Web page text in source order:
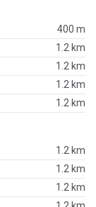
400 m
1.2 km
1.2 km
1.2 km
1.2 km
1.2 km
1.2 km
1.2 km